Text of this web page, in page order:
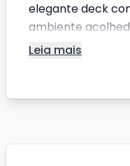
elegante deck
ambiente
Leia mais